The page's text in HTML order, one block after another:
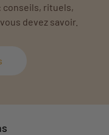
conseils, rituels,
devez savoir.